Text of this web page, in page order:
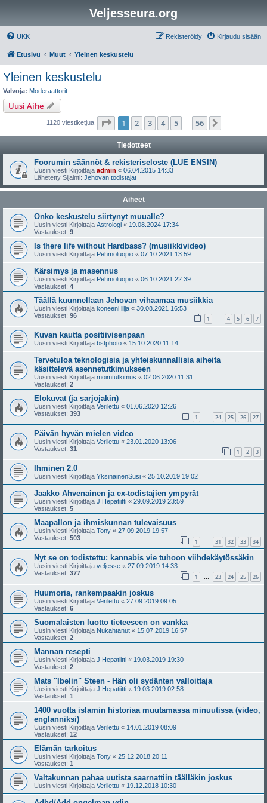
Veljesseura.org
UKK Kirjaudu sisään
Rekisteröidy
Etusivu Muut Yleinen keskustelu
Yleinen keskustelu
Valvoja: Moderaattorit
Uusi Aihe
1120 viestiketjua Sivu /56
1 2 3 4 5 56
Tiedotteet
Foorumin säännöt & rekisteriseloste (LUE ENSIN)
Uusin viesti Kirjoittaja admin « 06.04.2015 14:33
Lähetetty Sijainti: Jehovan todistajat
Aiheet
Onko keskustelu siirtynyt muualle?
Uusin viesti Kirjoittaja Astrologi « 19.08.2024 17:34
Vastaukset: 9
Is there life without Hardbass? (musiikkivideo)
Uusin viesti Kirjoittaja Pehmoluopio « 07.10.2021 13:59
Kärsimys ja masennus
Uusin viesti Kirjoittaja Pehmoluopio « 06.10.2021 22:39
Vastaukset: 4
Täällä kuunnellaan Jehovan vihaamaa musiikkia
Uusin viesti Kirjoittaja koneeni lilja « 30.08.2021 16:53
Vastaukset: 96 1 4 5 6 7
Kuvan kautta positiivisenpaan
Uusin viesti Kirjoittaja bstphoto « 15.10.2020 11:14
Tervetuloa teknologisia ja yhteiskunnallisia aiheita
käsittelevä asennetutkimukseen
Uusin viesti Kirjoittaja moimtutkimus « 02.06.2020 11:31
Vastaukset: 2
Elokuvat (ja sarjojakin)
Uusin viesti Kirjoittaja Verilettu « 01.06.2020 12:26
Vastaukset: 393 1 … 24 25 26 27
Päivän hyvän mielen video
Uusin viesti Kirjoittaja Verilettu « 23.01.2020 13:06
Vastaukset: 31 1 2 3
Ihminen 2.0
Uusin viesti Kirjoittaja YksinäinenSusi « 25.10.2019 19:02
Jaakko Ahvenainen ja ex-todistajien ympyrät
Uusin viesti Kirjoittaja J Hepatiitti « 29.09.2019 23:59
Vastaukset: 5
Maapallon ja ihmiskunnan tulevaisuus
Uusin viesti Kirjoittaja Tony « 27.09.2019 19:57
Vastaukset: 503 1 31 32 33 34
Nyt se on todistettu: kannabis vie tuhoon viihdekäytössäkin
Uusin viesti Kirjoittaja veljesse « 27.09.2019 14:33
Vastaukset: 377 1 … 23 24 25 26
Huumoria, rankempaakin joskus
Uusin viesti Kirjoittaja Verilettu « 27.09.2019 09:05
Vastaukset: 6
Suomalaisten luotto tieteeseen on vankka
Uusin viesti Kirjoittaja Nukahtanut « 15.07.2019 16:57
Vastaukset: 2
Mannan resepti
Uusin viesti Kirjoittaja J Hepatiitti « 19.03.2019 19:30
Vastaukset: 2
Mats "Ibelin" Steen - Hän oli sydänten valloittaja
Uusin viesti Kirjoittaja J Hepatiitti « 19.03.2019 02:58
Vastaukset: 1
1400 vuotta islamin historiaa muutamassa minuutissa (video,
englanniksi)
Uusin viesti Kirjoittaja Verilettu « 14.01.2019 08:09
Vastaukset: 12
Elämän tarkoitus
Uusin viesti Kirjoittaja Tony « 25.12.2018 20:11
Vastaukset: 1
Valtakunnan pahaa uutista saarnattiin täälläkin joskus
Uusin viesti Kirjoittaja Verilettu « 19.12.2018 10:30